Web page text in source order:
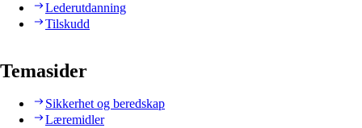
Lederutdanning
Tilskudd
Temasider
Sikkerhet og beredskap
Læremidler